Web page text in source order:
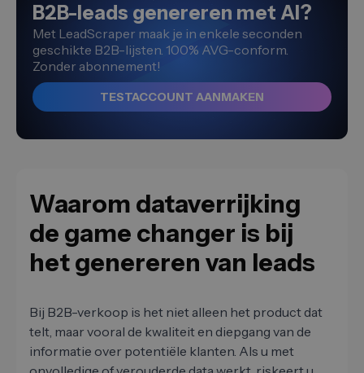
B2B-leads genereren met AI?
Met LeadScraper maak je in enkele seconden
geschikte B2B-lijsten. 100% AVG-conform.
Zonder abonnement!
TESTACCOUNT AANMAKEN
Waarom dataverrijking
de game changer is bij
het genereren van leads
Bij B2B-verkoop is het niet alleen het product dat
telt, maar vooral de kwaliteit en diepgang van de
informatie over potentiële klanten. Als u met